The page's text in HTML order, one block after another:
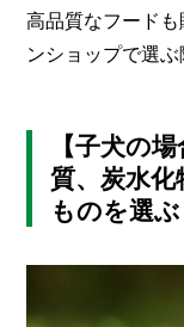
高品質なフード
ンショップで選
【子犬の
質、炭水
ものを選ぶ